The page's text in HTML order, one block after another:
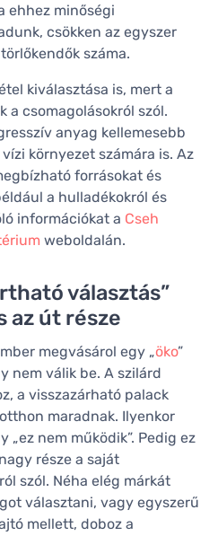
ehhez minőségi
csökken az egyszer
száma.
kiválasztása is, mert a
a csomagolásokról szól.
anyag kellemesebb
környezet számára is. Az
forrásokat és
a hulladékokról és
információkat a Cseh
weboldalán.
választás”
az út része
megvásárol egy „öko”
nem válik be. A szilárd
a visszazárható palack
maradnak. Ilyenkor
„ez nem működik”. Pedig ez
része a saját
szól. Néha elég márkát
választani, vagy egyszerű
mellett, doboz a